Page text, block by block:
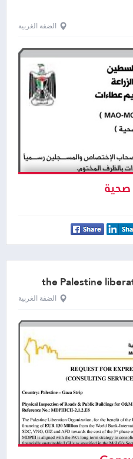
الضفة الغربية
the Palestine
الضفة الغربية